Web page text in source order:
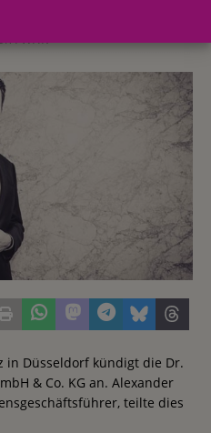
in Düsseldorf kündigt die Dr.
& Co. KG an. Alexander
teilte dies